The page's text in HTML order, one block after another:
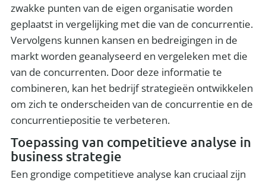
zwakke punten van de eigen organisatie worden
geplaatst in vergelijking met die van de concurrentie.
Vervolgens kunnen kansen en bedreigingen in de
markt worden geanalyseerd en vergeleken met die
van de concurrenten. Door deze informatie te
combineren, kan het bedrijf strategieën ontwikkelen
om zich te onderscheiden van de concurrentie en de
concurrentiepositie te verbeteren.
Toepassing van competitieve analyse in
business strategie
Een grondige competitieve analyse kan cruciaal zijn